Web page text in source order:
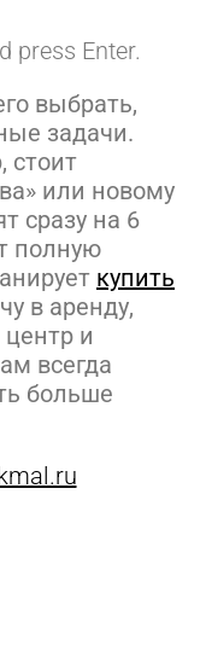
press Enter.
выбрать,
задачи.
стоит
или новому
сразу на 6
полную
купить
в аренду,
и
всегда
больше